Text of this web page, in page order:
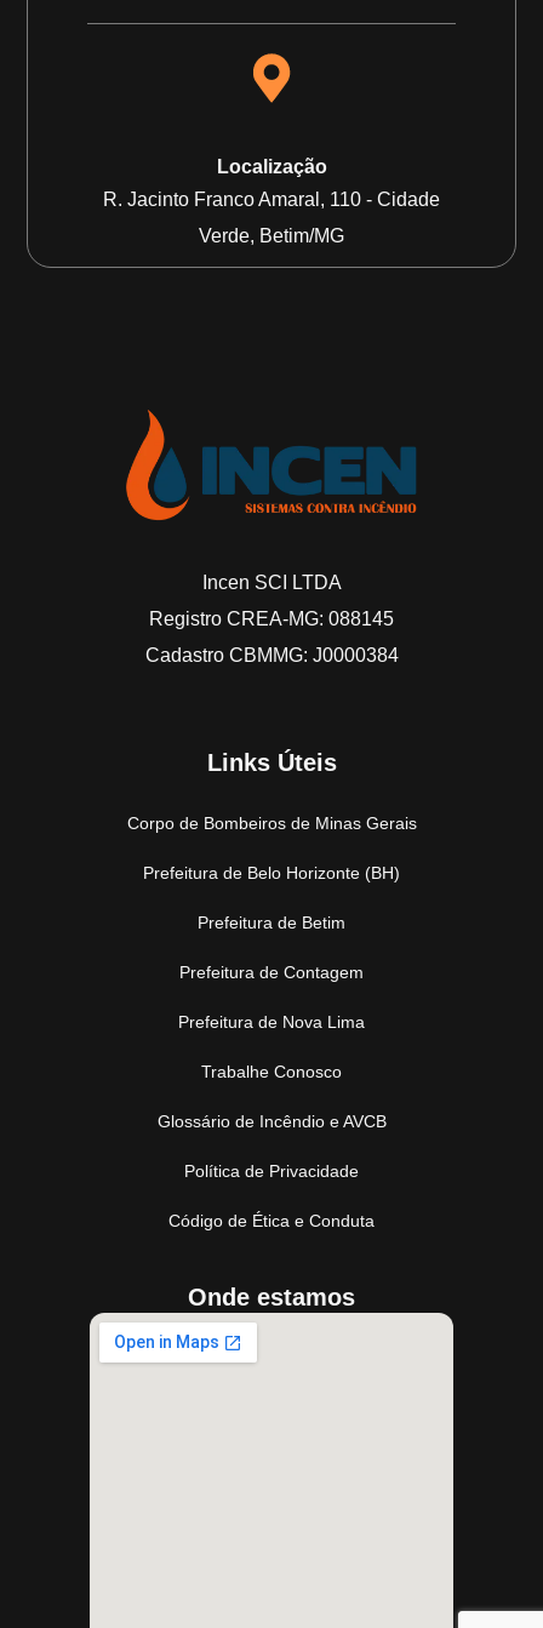
Localização
R. Jacinto Franco Amaral, 110 - Cidade
Verde, Betim/MG
Incen SCI LTDA
Registro CREA-MG: 088145
Cadastro CBMMG: J0000384
Links Úteis
Corpo de Bombeiros de Minas Gerais
Prefeitura de Belo Horizonte (BH)
Prefeitura de Betim
Prefeitura de Contagem
Prefeitura de Nova Lima
Trabalhe Conosco
Glossário de Incêndio e AVCB
Política de Privacidade
Código de Ética e Conduta
Onde estamos